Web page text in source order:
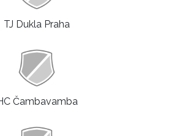
TJ Dukla Praha
Čambavamba